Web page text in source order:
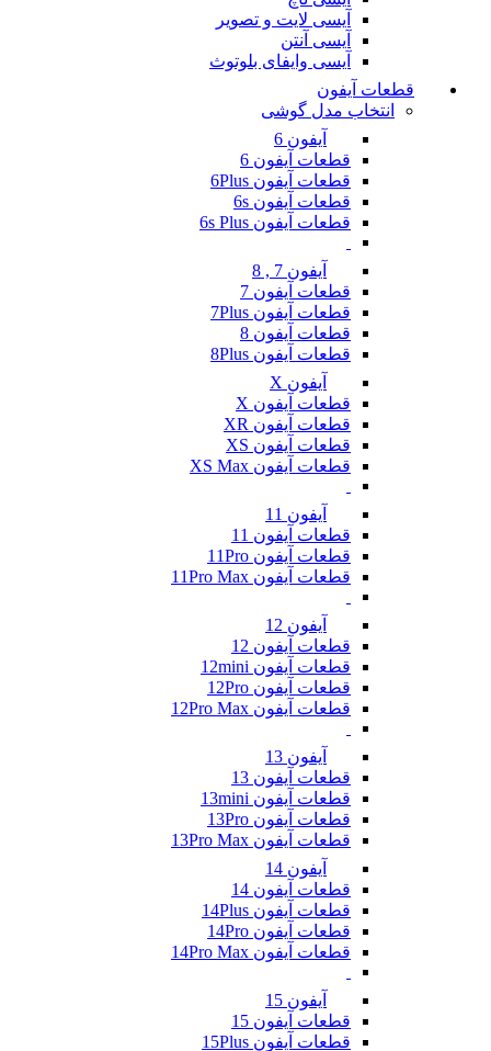
آیسی لایت و تصویر
آیسی آنتن
آیسی وایفای بلوتوث
قطعات آیفون
انتخاب مدل گوشی
آیفون 6
قطعات آیفون 6
قطعات آیفون 6Plus
قطعات آیفون 6s
قطعات آیفون 6s Plus
آیفون 7 , 8
قطعات آیفون 7
قطعات آیفون 7Plus
قطعات آیفون 8
قطعات آیفون 8Plus
آیفون X
قطعات آیفون X
قطعات آیفون XR
قطعات آیفون XS
قطعات آیفون XS Max
آیفون 11
قطعات آیفون 11
قطعات آیفون 11Pro
قطعات آیفون 11Pro Max
آیفون 12
قطعات آیفون 12
قطعات آیفون 12mini
قطعات آیفون 12Pro
قطعات آیفون 12Pro Max
آیفون 13
قطعات آیفون 13
قطعات آیفون 13mini
قطعات آیفون 13Pro
قطعات آیفون 13Pro Max
آیفون 14
قطعات آیفون 14
قطعات آیفون 14Plus
قطعات آیفون 14Pro
قطعات آیفون 14Pro Max
آیفون 15
قطعات آیفون 15
قطعات آیفون 15Plus